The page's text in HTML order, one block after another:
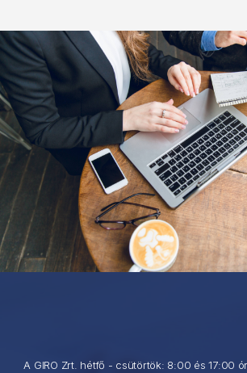
A GIRO Zrt. hétfő - csütörtök: 8:00 és 17:00